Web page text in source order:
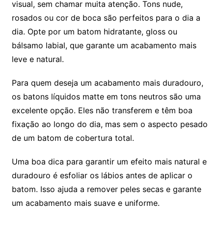
visual, sem chamar muita atenção. Tons nude,
rosados ou cor de boca são perfeitos para o dia a
dia. Opte por um batom hidratante, gloss ou
bálsamo labial, que garante um acabamento mais
leve e natural.
Para quem deseja um acabamento mais duradouro,
os batons líquidos matte em tons neutros são uma
excelente opção. Eles não transferem e têm boa
fixação ao longo do dia, mas sem o aspecto pesado
de um batom de cobertura total.
Uma boa dica para garantir um efeito mais natural e
duradouro é esfoliar os lábios antes de aplicar o
batom. Isso ajuda a remover peles secas e garante
um acabamento mais suave e uniforme.